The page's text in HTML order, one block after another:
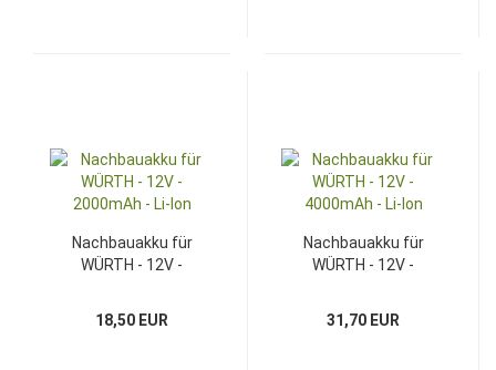
Nachbauakku für
WÜRTH - 12V -
18,50 EUR
Nachbauakku für
WÜRTH - 12V -
31,70 EUR